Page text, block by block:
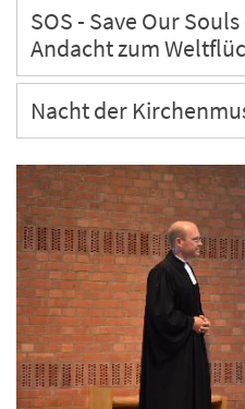
SOS - Save Our
Andacht zum
Nacht der